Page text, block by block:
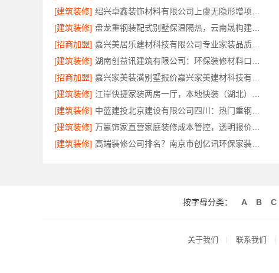
[建筑装修]
[建筑装修]
[招商加盟]
[建筑装修]
[招商加盟]
[建筑装修]
[建筑装修]
[建筑装修]
[建筑装修]
按字母分类： A B C
关于我们 联系我们